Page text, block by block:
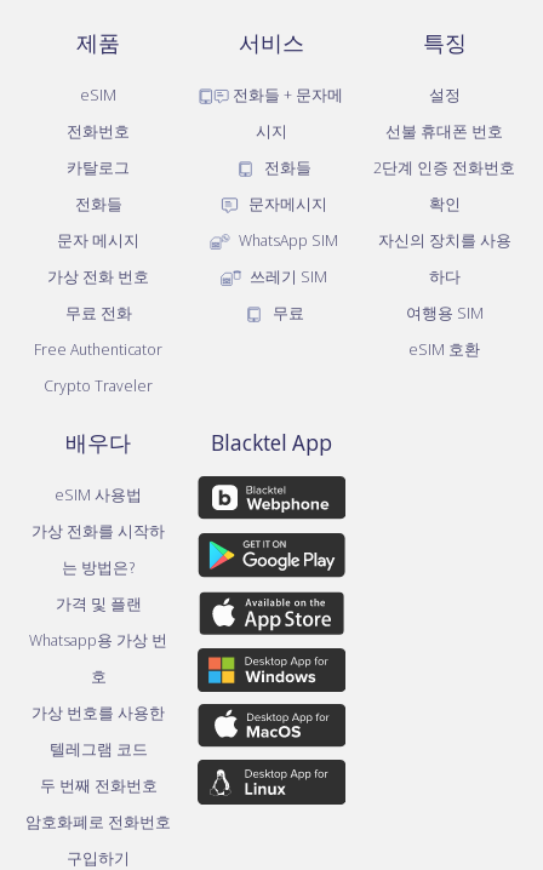
제품
eSIM
전화번호
카탈로그
전화들
문자 메시지
가상 전화 번호
무료 전화
Free Authenticator
Crypto Traveler
서비스
전화들 + 문자메
시지
전화들
문자메시지
WhatsApp SIM
쓰레기 SIM
무료
특징
설정
선불 휴대폰 번호
2단계 인증 전화번호
확인
자신의 장치를 사용
하다
여행용 SIM
eSIM 호환
배우다
eSIM 사용법
가상 전화를 시작하
는 방법은?
가격 및 플랜
Whatsapp용 가상 번
호
가상 번호를 사용한
텔레그램 코드
두 번째 전화번호
암호화폐로 전화번호
구입하기
Blacktel App